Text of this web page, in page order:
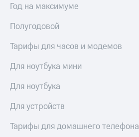
Год на максимуме
Полугодовой
Тарифы для часов и модемов
Для ноутбука мини
Для ноутбука
Для устройств
Тарифы для домашнего телефона